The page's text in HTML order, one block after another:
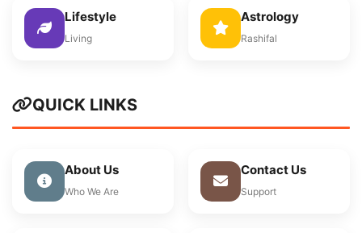
Lifestyle
Living
Astrology
Rashifal
QUICK LINKS
About Us
Who We Are
Contact Us
Support